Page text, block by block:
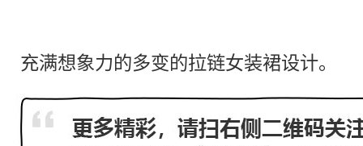
充满想象力的多变的拉链女装裙设计。